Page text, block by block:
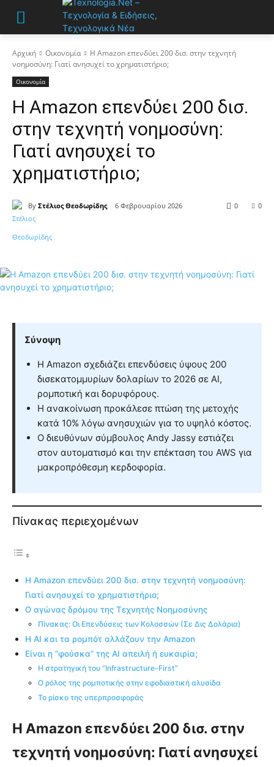
Αρχική Οικονομία
Η Amazon επενδύει 200 δισ. στην τεχνητή
νοημοσύνη: Γιατί ανησυχεί το χρηματιστήριο;
Οικονομία
Η Amazon επενδύει 200 δισ.
στην τεχνητή νοημοσύνη:
Γιατί ανησυχεί το
χρηματιστήριο;
By Στέλιος Θεοδωρίδης 6 Φεβρουαρίου 2026 0
0
Σύνοψη
Η Amazon σχεδιάζει επενδύσεις ύψους 200
δισεκατομμυρίων δολαρίων το 2026 σε AI,
ρομποτική και δορυφόρους.
Η ανακοίνωση προκάλεσε πτώση της μετοχής
κατά 10% λόγω ανησυχιών για το υψηλό κόστος.
Ο διευθύνων σύμβουλος Andy Jassy εστιάζει
στον αυτοματισμό και την επέκταση του AWS για
μακροπρόθεσμη κερδοφορία.
Πίνακας περιεχομένων
Η Amazon επενδύει 200 δισ. στην τεχνητή νοημοσύνη:
Γιατί ανησυχεί το χρηματιστήριο;
Ο αγώνας δρόμου της Τεχνητής Νοημοσύνης
Πίνακας: Οι Επενδύσεις των Κολοσσών (Σε Δις Δολάρια)
Η AI και τα ρομπότ αλλάζουν την Amazon
Είναι η “φούσκα” της AI απειλή ή ευκαιρία;
Η στρατηγική του “Infrastructure-First”
Ο ρόλος της ρομποτικής στην εφοδιαστική αλυσίδα
Το ρίσκο της υπερπροσφοράς
Η Amazon επενδύει 200 δισ. στην
τεχνητή νοημοσύνη: Γιατί ανησυχεί